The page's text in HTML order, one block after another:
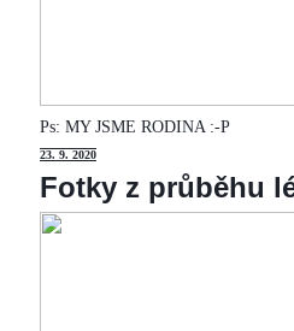
Ps: MY JSME RODINA :-P
23. 9. 2020
Fotky z průběhu